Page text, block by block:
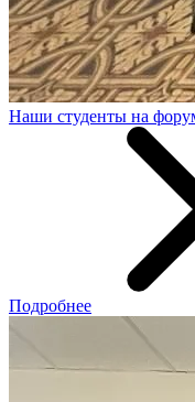
Наши студенты на
Подробнее